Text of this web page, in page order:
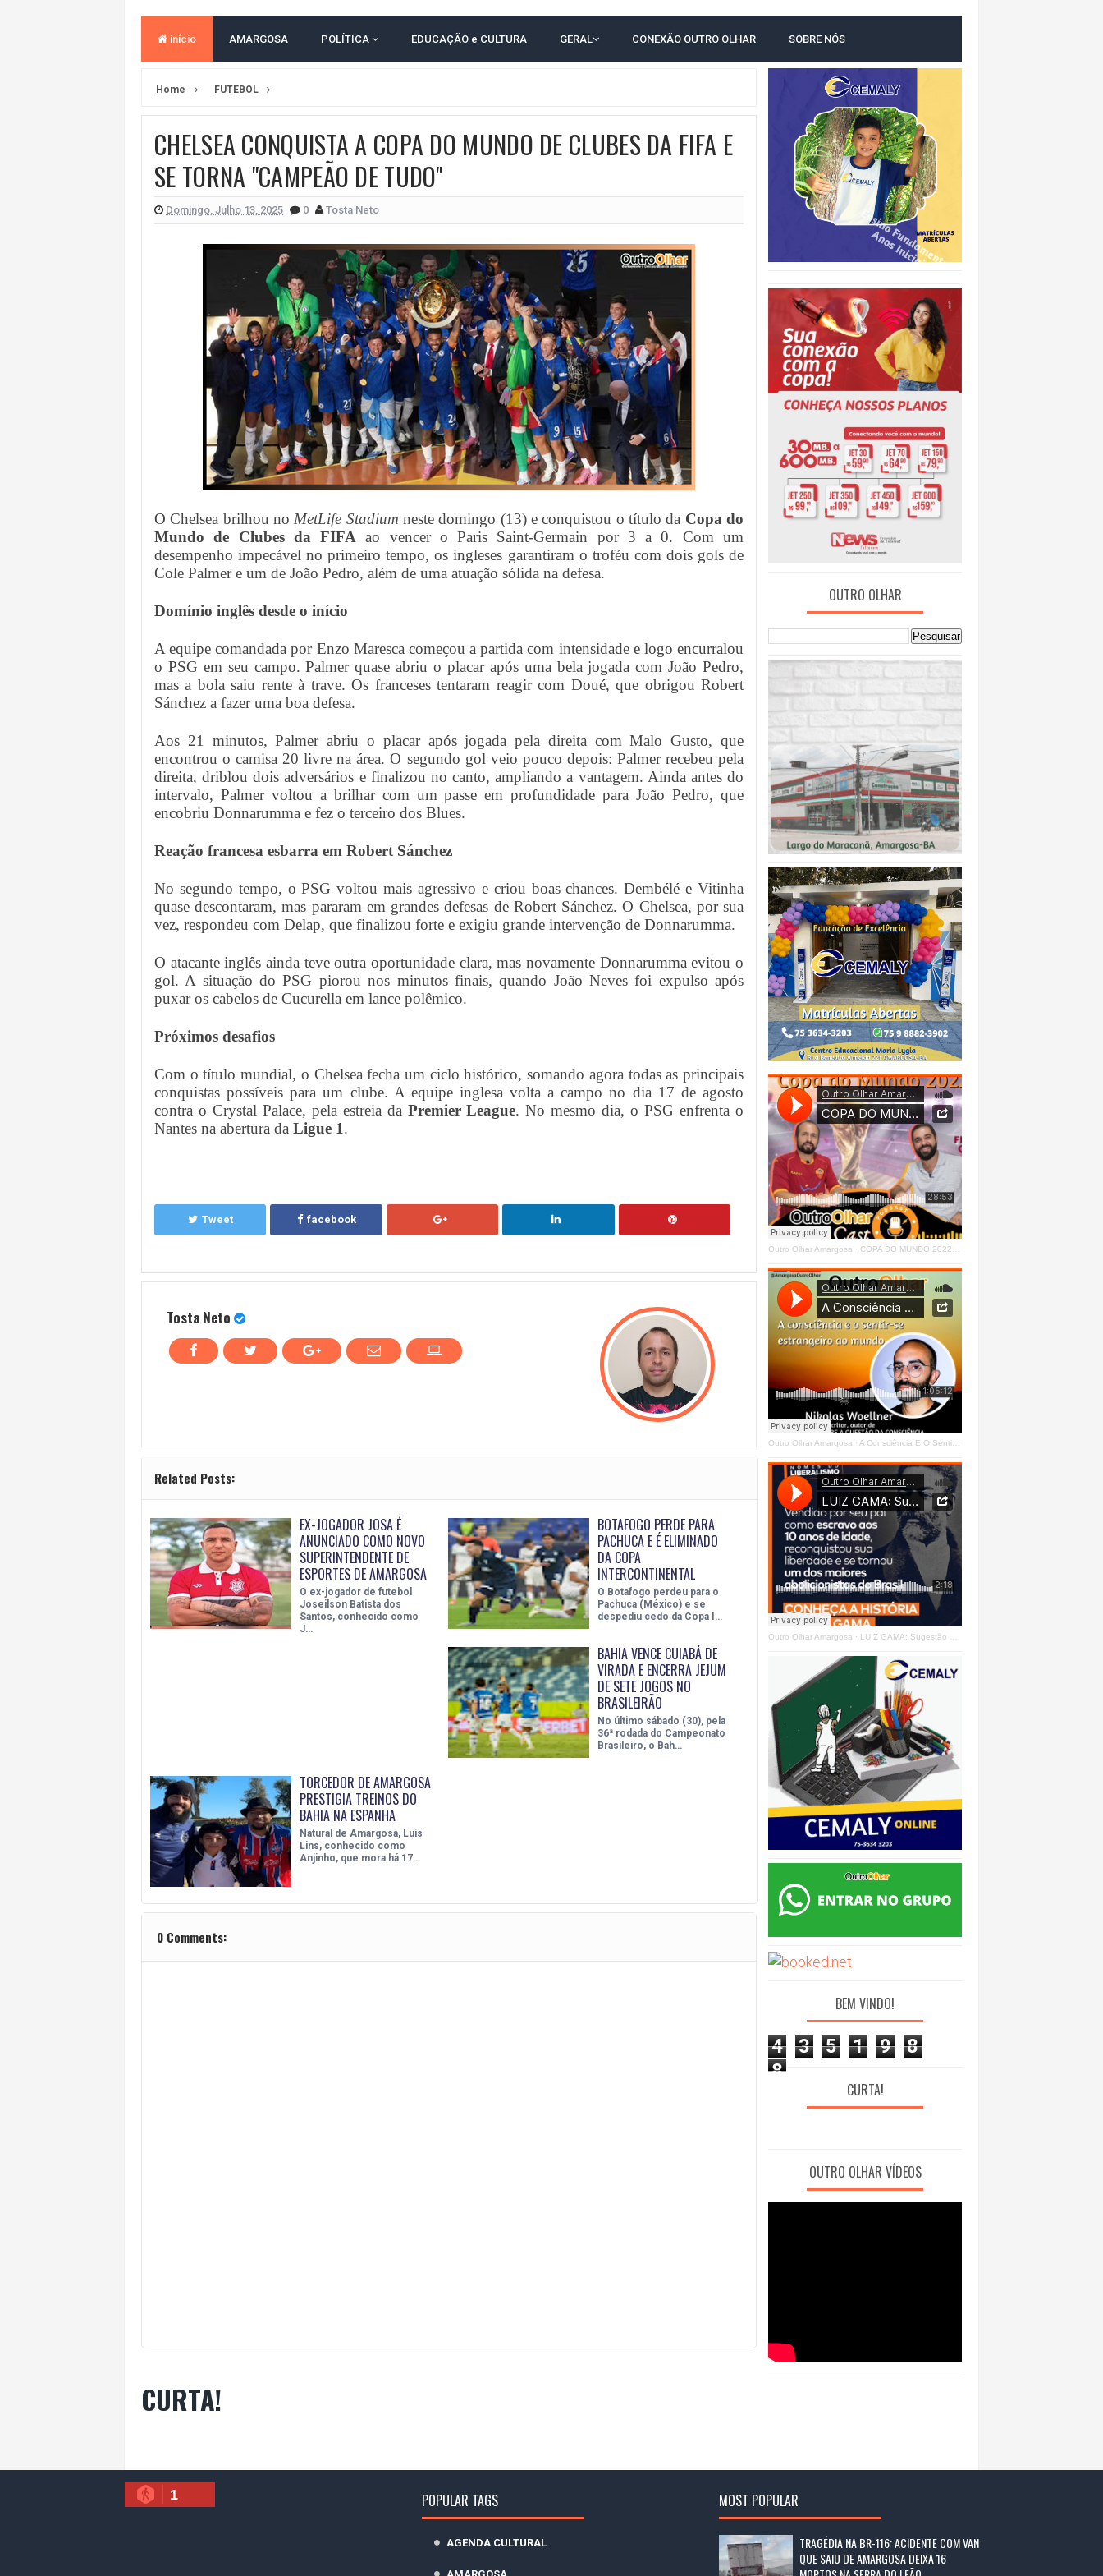
LULA E FLÁVIO BOLSONARO EMPATAM TECNICAMENTE NO 2º TURNO, DIZ PESQUISA
BAHIA E CORINTHIANS EMPATAM EM JOGO PEGADO NA ARENA FONTE NOVA
NO CENTRO DE AMARGOSA, JUSTIÇA ELEITORAL REALIZA SIMULAÇÃO DE VOTAÇÃO
início AMARGOSA POLÍTICA EDUCAÇÃO e CULTURA GERAL CONEXÃO OUTRO OLHAR SOBRE NÓS
Home FUTEBOL
CHELSEA CONQUISTA A COPA DO MUNDO DE CLUBES DA FIFA E
SE TORNA "CAMPEÃO DE TUDO"
Domingo, Julho 13, 2025 0 Tosta Neto
O Chelsea brilhou noMetLife Stadium neste domingo (13) e conquistou o título da Copa do
Mundo de Clubes da FIFA ao vencer o Paris Saint-Germain por 3 a 0. Com um
desempenho impecável no primeiro tempo, os ingleses garantiram o troféu com dois gols de
Cole Palmer e um de João Pedro, além de uma atuação sólida na defesa.
Domínio inglês desde o início
A equipe comandada por Enzo Maresca começou a partida com intensidade e logo encurralou
o PSG em seu campo. Palmer quase abriu o placar após uma bela jogada com João Pedro,
mas a bola saiu rente à trave. Os franceses tentaram reagir com Doué, que obrigou Robert
Sánchez a fazer uma boa defesa.
Aos 21 minutos, Palmer abriu o placar após jogada pela direita com Malo Gusto, que
encontrou o camisa 20 livre na área. O segundo gol veio pouco depois: Palmer recebeu pela
direita, driblou dois adversários e finalizou no canto, ampliando a vantagem. Ainda antes do
intervalo, Palmer voltou a brilhar com um passe em profundidade para João Pedro, que
encobriu Donnarumma e fez o terceiro dos Blues.
Reação francesa esbarra em Robert Sánchez
No segundo tempo, o PSG voltou mais agressivo e criou boas chances. Dembélé e Vitinha
quase descontaram, mas pararam em grandes defesas de Robert Sánchez. O Chelsea, por sua
vez, respondeu com Delap, que finalizou forte e exigiu grande intervenção de Donnarumma.
O atacante inglês ainda teve outra oportunidade clara, mas novamente Donnarumma evitou o
gol. A situação do PSG piorou nos minutos finais, quando João Neves foi expulso após
puxar os cabelos de Cucurella em lance polêmico.
Próximos desafios
Com o título mundial, o Chelsea fecha um ciclo histórico, somando agora todas as principais
conquistas possíveis para um clube. A equipe inglesa volta a campo no dia 17 de agosto
contra o Crystal Palace, pela estreia da Premier League. No mesmo dia, o PSG enfrenta o
Nantes na abertura da Ligue 1.
Tweet facebook
Tosta Neto
Related Posts:
EX-JOGADOR JOSA É
ANUNCIADO COMO NOVO
SUPERINTENDENTE DE
ESPORTES DE AMARGOSA
O ex-jogador de futebol
Joseilson Batista dos
Santos, conhecido como
J…
BOTAFOGO PERDE PARA
PACHUCA E É ELIMINADO
DA COPA
INTERCONTINENTAL
O Botafogo perdeu para o
Pachuca (México) e se
despediu cedo da Copa I…
BAHIA VENCE CUIABÁ DE
VIRADA E ENCERRA JEJUM
DE SETE JOGOS NO
BRASILEIRÃO
No último sábado (30), pela
36ª rodada do Campeonato
Brasileiro, o Bah…
TORCEDOR DE AMARGOSA
PRESTIGIA TREINOS DO
BAHIA NA ESPANHA
Natural de Amargosa, Luís
Lins, conhecido como
Anjinho, que mora há 17…
0 Comments:
CURTA!
OUTRO OLHAR
Outro Olhar Amargosa · COPA DO MUNDO 2022 - OUTRO OLHAR CAST #O1 Right
Outro Olhar Amargosa · A Consciência E O Sentir - Se Estrangeiro Ao Mundo
Outro Olhar Amargosa · LUIZ GAMA: Sugestão Outro Olhar
BEM VINDO!
4 3 5 1 9
8
8
CURTA!
OUTRO OLHAR VÍDEOS
1 POPULAR TAGS
AGENDA CULTURAL
MOST POPULAR
TRAGÉDIA NA BR-116: ACIDENTE COM VAN
QUE SAIU DE AMARGOSA DEIXA 16